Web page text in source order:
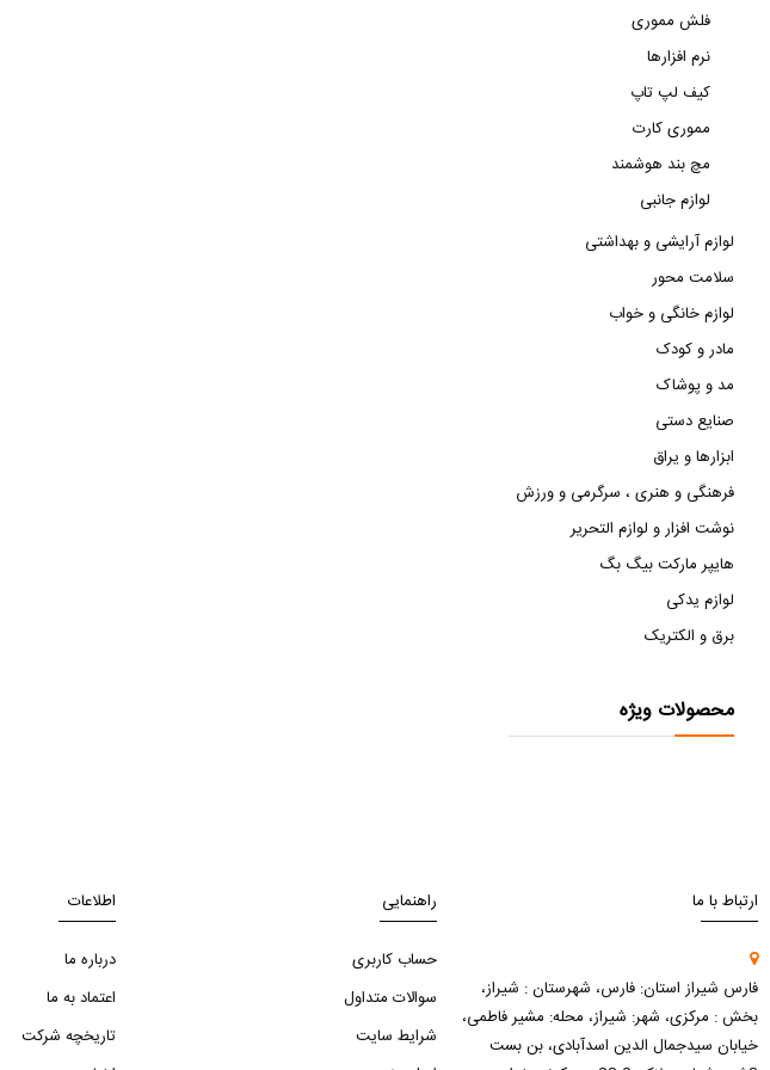
فلش مموری
نرم افزارها
کیف لپ تاپ
مموری کارت
مچ بند هوشمند
لوازم جانبی
لوازم آرایشی و بهداشتی
سلامت محور
لوازم خانگی و خواب
مادر و کودک
مد و پوشاک
صنایع دستی
ابزارها و یراق
فرهنگی و هنری ، سرگرمی و ورزش
نوشت افزار و لوازم التحریر
هایپر مارکت بیگ بگ
لوازم یدکی
برق و الکتریک
محصولات ویژه
ارتباط با ما
فارس شیراز استان: فارس، شهرستان : شیراز،
بخش : مرکزی، شهر: شیراز، محله: مشیر فاطمی،
خیابان سیدجمال الدین اسدآبادی، بن بست
راهنمایی
حساب کاربری
سوالات متداول
شرایط سایت
اطلاعات
درباره ما
اعتماد به ما
تاریخچه شرکت